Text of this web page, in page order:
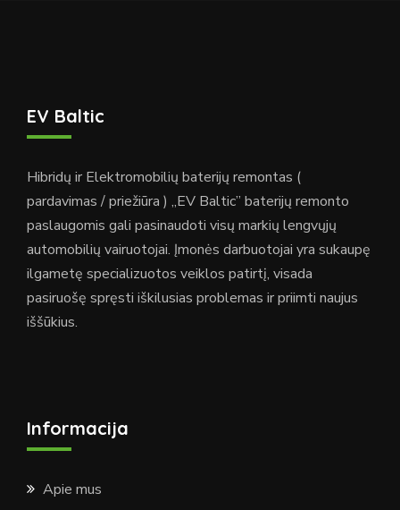
EV Baltic
Hibridų ir Elektromobilių baterijų remontas (
pardavimas / priežiūra ) „EV Baltic” baterijų remonto
paslaugomis gali pasinaudoti visų markių lengvųjų
automobilių vairuotojai. Įmonės darbuotojai yra sukaupę
ilgametę specializuotos veiklos patirtį, visada
pasiruošę spręsti iškilusias problemas ir priimti naujus
iššūkius.
Informacija
Apie mus